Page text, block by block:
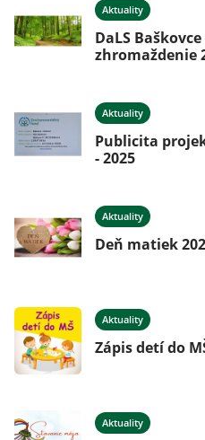
Aktuality
DaLS
zhromaždenie
Aktuality
Publicita
- 2025
Aktuality
Deň matiek
Aktuality
Zápis detí do
Aktuality